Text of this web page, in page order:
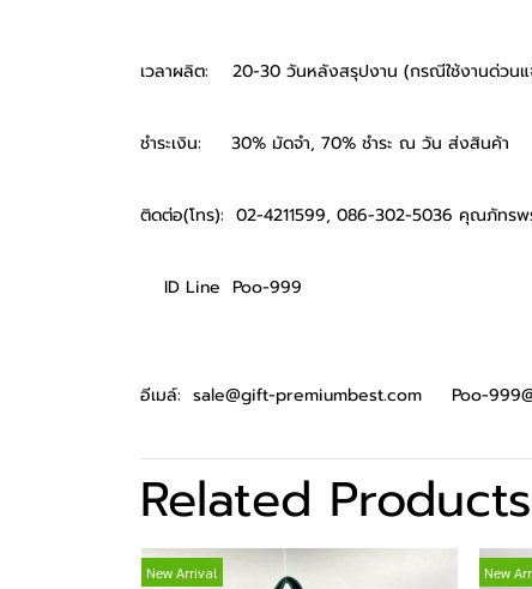
เวลาผลิต: 20-30 วันหลังสรุปงาน (กรณีใช้งานด่วนแ
ชำระเงิน: 30% มัดจำ, 70% ชำระ ณ วัน ส่งสินค้า
ติดต่อ(โทร): 02-4211599, 086-302-5036 คุณภัทร
ID Line Poo-999
อีเมล์: sale@gift-premiumbest.com Poo-
Related Products
New Arrival New